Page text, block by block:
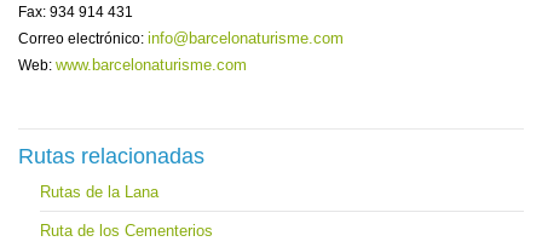
Fax: 934 914 431
Correo electrónico: info@barcelonaturisme.com
Web: www.barcelonaturisme.com
Rutas relacionadas
Rutas de la Lana
Ruta de los Cementerios